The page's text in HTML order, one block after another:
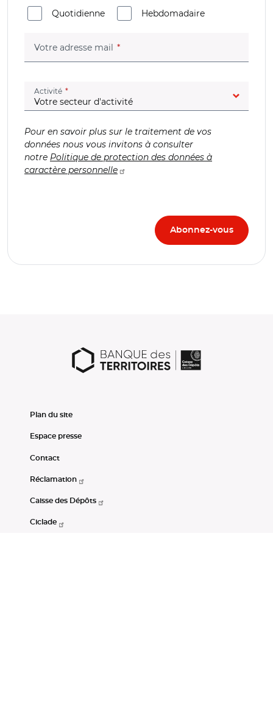
Quotidienne
Hebdomadaire
Votre adresse mail (champ obligatoire)
Activité (champ obligatoire)
Pour en savoir plus sur le traitement de vos
données nous vous invitons à consulter
notre Politique de protection des données à
caractère personnelle
Plan du site
Espace presse
Contact
Réclamation
Caisse des Dépôts
Ciclade